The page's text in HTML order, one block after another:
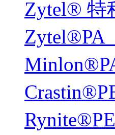
Zytel® 特
Zytel®PA